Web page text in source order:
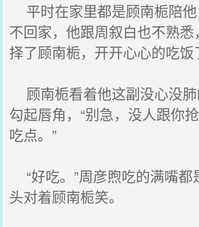
平时在家里都是顾南栀陪
不回家，他跟周叙白也不熟
择了顾南栀，开开心心的吃饭
顾南栀看着他这副没心没
勾起唇角，“别急，没人跟你
吃点。”
“好吃。”周彦煦吃的满嘴都
头对着顾南栀笑。